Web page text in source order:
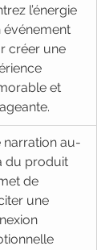
l’énergie
événement
créer une
et
narration au-
du produit
de
une